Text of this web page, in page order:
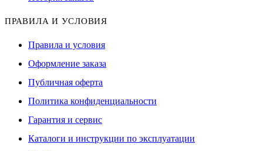
ПРАВИЛА И УСЛОВИЯ
Правила и условия
Оформление заказа
Публичная оферта
Политика конфиденциальности
Гарантия и сервис
Каталоги и инструкции по эксплуатации